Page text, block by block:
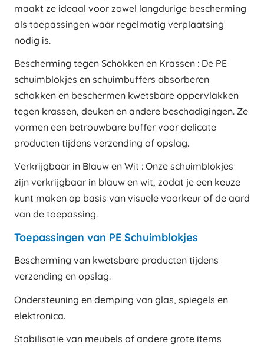
maakt ze ideaal voor zowel langdurige bescherming
als toepassingen waar regelmatig verplaatsing
nodig is.
Bescherming tegen Schokken en Krassen : De PE
schuimblokjes en schuimbuffers absorberen
schokken en beschermen kwetsbare oppervlakken
tegen krassen, deuken en andere beschadigingen. Ze
vormen een betrouwbare buffer voor delicate
producten tijdens verzending of opslag.
Verkrijgbaar in Blauw en Wit : Onze schuimblokjes
zijn verkrijgbaar in blauw en wit, zodat je een keuze
kunt maken op basis van visuele voorkeur of de aard
van de toepassing.
Toepassingen van PE Schuimblokjes
Bescherming van kwetsbare producten tijdens
verzending en opslag.
Ondersteuning en demping van glas, spiegels en
elektronica.
Stabilisatie van meubels of andere grote items